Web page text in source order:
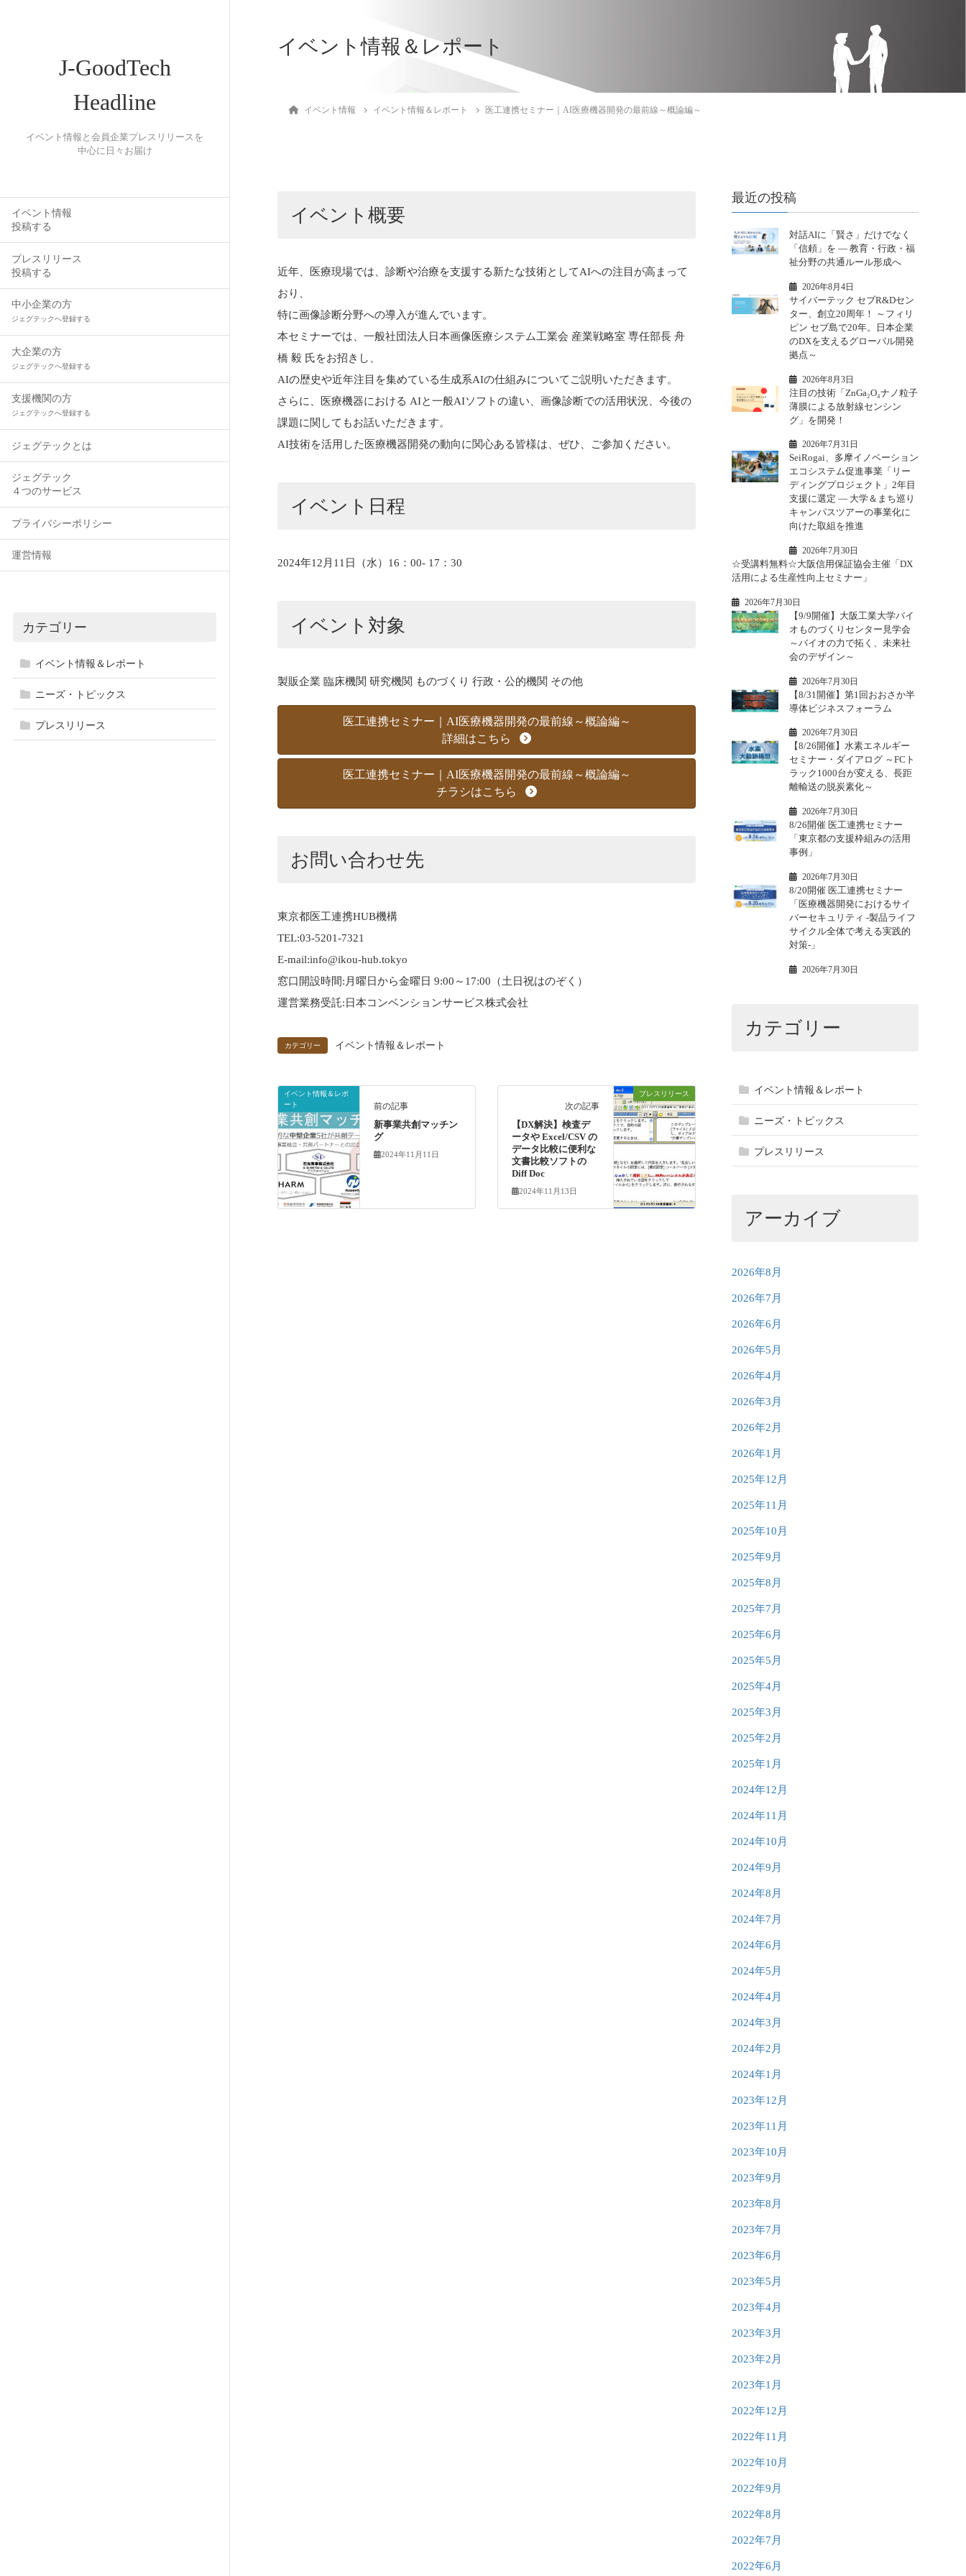
J-GoodTech
Headline
イベント情報と会員企業プレスリリースを
中心に日々お届け
イベント情報
投稿する
プレスリリース
投稿する
中小企業の方
ジェグテックへ登録する
大企業の方
ジェグテックへ登録する
支援機関の方
ジェグテックへ登録する
ジェグテックとは
ジェグテック
４つのサービス
プライバシーポリシー
運営情報
カテゴリー
イベント情報＆レポート
ニーズ・トピックス
プレスリリース
イベント情報＆レポート
イベント情報 イベント情報＆レポート 医工連携セミナー｜AI医療機器開発の最前線～概論編～
イベント概要
近年、医療現場では、診断や治療を支援する新たな技術としてAIへの注目が高まって
おり、
特に画像診断分野への導入が進んでいます。
本セミナーでは、一般社団法人日本画像医療システム工業会 産業戦略室 専任部長 舟
橋 毅 氏をお招きし、
AIの歴史や近年注目を集めている生成系AIの仕組みについてご説明いただきます。
さらに、医療機器における AIと一般AIソフトの違い、画像診断での活用状況、今後の
課題に関してもお話いただきます。
AI技術を活用した医療機器開発の動向に関心ある皆様は、ぜひ、ご参加ください。
イベント日程
2024年12月11日（水）16：00- 17：30
イベント対象
製販企業 臨床機関 研究機関 ものづくり 行政・公的機関 その他
医工連携セミナー｜AI医療機器開発の最前線～概論編～
詳細はこちら
医工連携セミナー｜AI医療機器開発の最前線～概論編～
チラシはこちら
お問い合わせ先
東京都医工連携HUB機構
TEL:03-5201-7321
E-mail:info@ikou-hub.tokyo
窓口開設時間:月曜日から金曜日 9:00～17:00（土日祝はのぞく）
運営業務受託:日本コンベンションサービス株式会社
カテゴリー イベント情報＆レポート
イベント情報＆レポ
ート
前の記事
新事業共創マッチン
グ
2024年11月11日
プレスリリース
次の記事
【DX解決】検査デ
ータや Excel/CSV の
データ比較に便利な
文書比較ソフトの
Diff Doc
2024年11月13日
最近の投稿
対話AIに「賢さ」だけでなく
「信頼」を ― 教育・行政・福
祉分野の共通ルール形成へ
2026年8月4日
サイバーテック セブR&Dセン
ター、創立20周年！ ～フィリ
ピン セブ島で20年。日本企業
のDXを支えるグローバル開発
拠点～
2026年8月3日
注目の技術「ZnGa₂O₄ナノ粒子
薄膜による放射線センシン
グ」を開発！
2026年7月31日
SeiRogai、多摩イノベーション
エコシステム促進事業「リー
ディングプロジェクト」2年目
支援に選定 ― 大学＆まち巡り
キャンパスツアーの事業化に
向けた取組を推進
2026年7月30日
☆受講料無料☆大阪信用保証協会主催「DX
活用による生産性向上セミナー」
2026年7月30日
【9/9開催】大阪工業大学バイ
オものづくりセンター見学会
～バイオの力で拓く、未来社
会のデザイン～
2026年7月30日
【8/31開催】第1回おおさか半
導体ビジネスフォーラム
2026年7月30日
【8/26開催】水素エネルギー
セミナー・ダイアログ ～FCト
ラック1000台が変える、長距
離輸送の脱炭素化～
2026年7月30日
8/26開催 医工連携セミナー
「東京都の支援枠組みの活用
事例」
2026年7月30日
8/20開催 医工連携セミナー
「医療機器開発におけるサイ
バーセキュリティ -製品ライフ
サイクル全体で考える実践的
対策-」
2026年7月30日
カテゴリー
イベント情報＆レポート
ニーズ・トピックス
プレスリリース
アーカイブ
2026年8月
2026年7月
2026年6月
2026年5月
2026年4月
2026年3月
2026年2月
2026年1月
2025年12月
2025年11月
2025年10月
2025年9月
2025年8月
2025年7月
2025年6月
2025年5月
2025年4月
2025年3月
2025年2月
2025年1月
2024年12月
2024年11月
2024年10月
2024年9月
2024年8月
2024年7月
2024年6月
2024年5月
2024年4月
2024年3月
2024年2月
2024年1月
2023年12月
2023年11月
2023年10月
2023年9月
2023年8月
2023年7月
2023年6月
2023年5月
2023年4月
2023年3月
2023年2月
2023年1月
2022年12月
2022年11月
2022年10月
2022年9月
2022年8月
2022年7月
2022年6月